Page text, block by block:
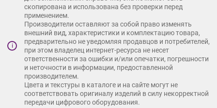
i
скопирована и использована без проверки перед
применением.
Производители оставляют за собой право изменять
внешний вид, характеристики и комплектацию товара,
предварительно не уведомляя продавцов и потребителей,
при этом владелец интернет-ресурса не несет
ответственности за ошибки и/или опечатки, погрешности
и неточности в информации, предоставленной
производителем.
Цвета и текстуры в каталоге и на сайте могут не
соответствовать оригиналу изделий в силу некорректной
передачи цифрового оборудования.